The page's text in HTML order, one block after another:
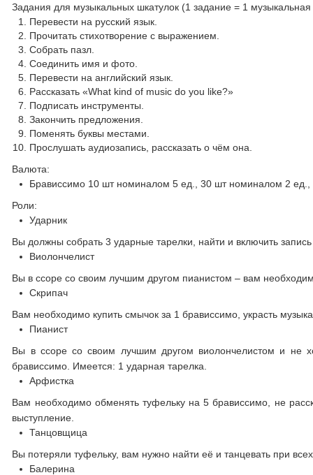
Задания для музыкальных шкатулок (1 задание = 1 музыкальная
Перевести на русский язык.
Прочитать стихотворение с выражением.
Собрать пазл.
Соединить имя и фото.
Перевести на английский язык.
Рассказать «What kind of music do you like?»
Подписать инструменты.
Закончить предложения.
Поменять буквы местами.
Прослушать аудиозапись, рассказать о чём она.
Валюта:
Брависсимо 10 шт номиналом 5 ед., 30 шт номиналом 2
Роли:
Ударник
Вы должны собрать 3 ударные тарелки, найти и включить
Виолончелист
Вы в ссоре со своим лучшим другом пианистом – вам
Скрипач
Вам необходимо купить смычок за 1 брависсимо, украсть
Пианист
Вы в ссоре со своим лучшим другом виолончелистом и не
брависсимо. Имеется: 1 ударная тарелка.
Арфистка
Вам необходимо обменять туфельку на 5 брависсимо, не
выступление.
Танцовщица
Вы потеряли туфельку, вам нужно найти её и танцевать при
Балерина